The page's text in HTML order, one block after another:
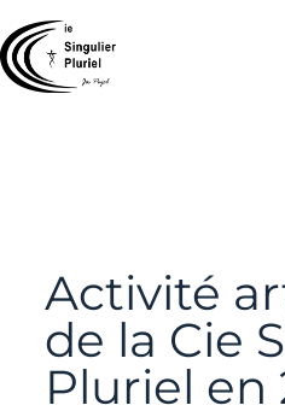
Activité
de la Cie
Pluriel en